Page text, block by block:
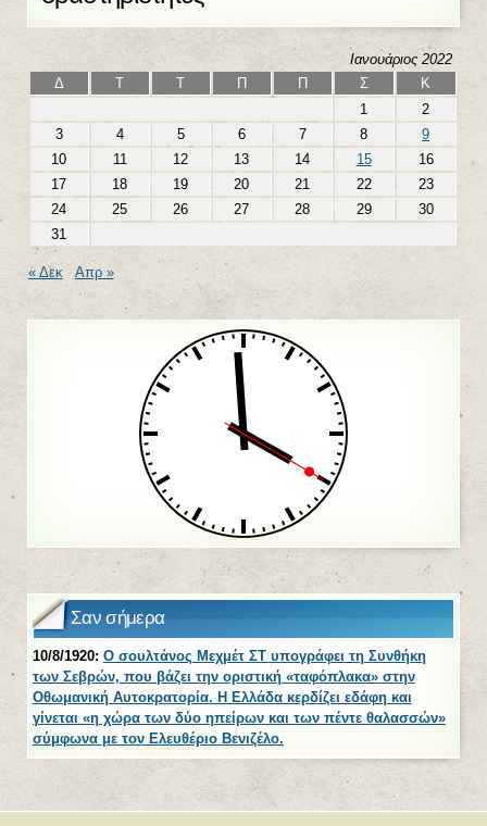
Ιανουάριος 2022
Δ
Τ Τ Π Π Σ
Κ
1
2
3
4 5 6 7 8
9
10
11 12 13 14 15
16
17
18 19 20 21 22
23
24
25 26 27 28 29
30
31
« Δεκ Απρ »
Σαν σήμερα
10/8/1920: Ο σουλτάνος Μεχμέτ ΣΤ υπογράφει τη Συνθήκη
των Σεβρών, που βάζει την οριστική «ταφόπλακα» στην
Οθωμανική Αυτοκρατορία. Η Ελλάδα κερδίζει εδάφη και
γίνεται «η χώρα των δύο ηπείρων και των πέντε θαλασσών»
σύμφωνα με τον Ελευθέριο Βενιζέλο.